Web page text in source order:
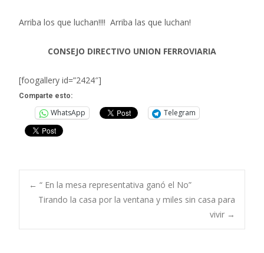
Arriba los que luchan!!!! Arriba las que luchan!
CONSEJO DIRECTIVO UNION FERROVIARIA
[foogallery id=”2424″]
Comparte esto:
WhatsApp Telegram
Navegación
de
← “ En la mesa representativa ganó el No”
Tirando la casa por la ventana y miles sin casa para
vivir →